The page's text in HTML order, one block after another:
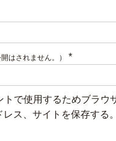
はされません。） *
トで使用するためブラウ
ス、サイトを保存する。